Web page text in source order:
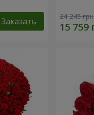
Заказать 24 245 грн